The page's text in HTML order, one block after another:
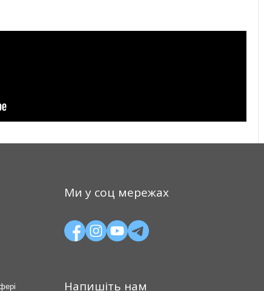
Ми у соц мережах
Напишіть нам